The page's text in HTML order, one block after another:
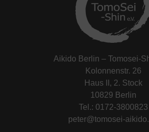
Aikido Berlin – Tomosei-
Kolonnenstr. 26
Haus II, 2. Stock
10829 Berlin
Tel.: 0172-3800823
peter@tomosei-